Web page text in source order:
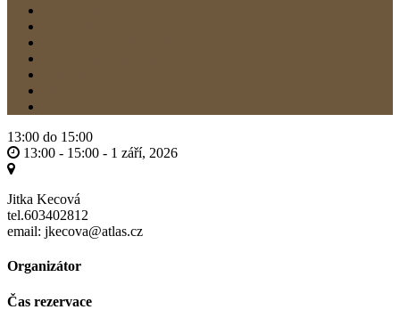
13:00 do 15:00
13:00 - 15:00 - 1 září, 2026
Jitka Kecová
tel.603402812
email: jkecova@atlas.cz
Organizátor
Čas rezervace